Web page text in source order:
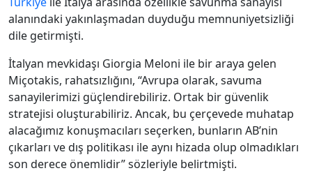
alanındaki yakınlaşmadan duyduğu memnuniyetsizliği
dile getirmişti.
İtalyan mevkidaşı Giorgia Meloni ile bir araya gelen
Miçotakis, rahatsızlığını, “Avrupa olarak, savuma
sanayilerimizi güçlendirebiliriz. Ortak bir güvenlik
stratejisi oluşturabiliriz. Ancak, bu çerçevede muhatap
alacağımız konuşmacıları seçerken, bunların AB’nin
çıkarları ve dış politikası ile aynı hizada olup olmadıkları
son derece önemlidir” sözleriyle belirtmişti.